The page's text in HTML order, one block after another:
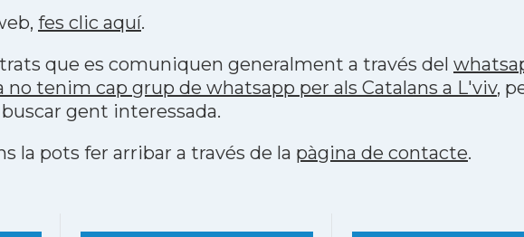
fes clic aquí.
que es comuniquen generalment a través del
no tenim cap grup de whatsapp per als Catalans a L'viv,
gent interessada.
la pots fer arribar a través de la pàgina de contacte.